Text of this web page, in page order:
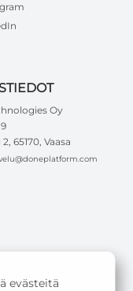
Oy
65170, Vaasa
evästeitä